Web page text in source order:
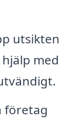
utsikten
med
företag